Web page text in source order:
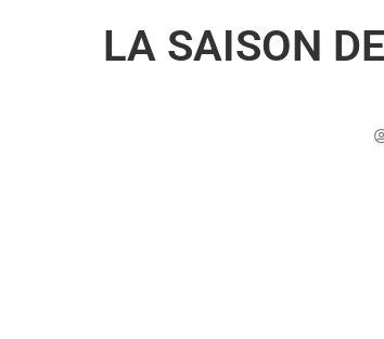
LA SAISON